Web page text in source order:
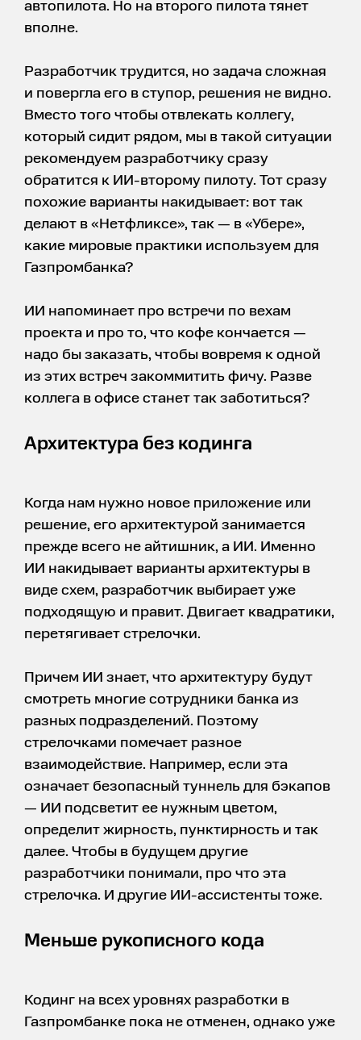
автопилота. Но на второго пилота тянет
вполне.
Разработчик трудится, но задача сложная
и повергла его в ступор, решения не видно.
Вместо того чтобы отвлекать коллегу,
который сидит рядом, мы в такой ситуации
рекомендуем разработчику сразу
обратится к ИИ-второму пилоту. Тот сразу
похожие варианты накидывает: вот так
делают в «Нетфликсе», так — в «Убере»,
какие мировые практики используем для
Газпромбанка?
ИИ напоминает про встречи по вехам
проекта и про то, что кофе кончается —
надо бы заказать, чтобы вовремя к одной
из этих встреч закоммитить фичу. Разве
коллега в офисе станет так заботиться?
Архитектура без кодинга
Когда нам нужно новое приложение или
решение, его архитектурой занимается
прежде всего не айтишник, а ИИ. Именно
ИИ накидывает варианты архитектуры в
виде схем, разработчик выбирает уже
подходящую и правит. Двигает квадратики,
перетягивает стрелочки.
Причем ИИ знает, что архитектуру будут
смотреть многие сотрудники банка из
разных подразделений. Поэтому
стрелочками помечает разное
взаимодействие. Например, если эта
означает безопасный туннель для бэкапов
— ИИ подсветит ее нужным цветом,
определит жирность, пунктирность и так
далее. Чтобы в будущем другие
разработчики понимали, про что эта
стрелочка. И другие ИИ-ассистенты тоже.
Меньше рукописного кода
Кодинг на всех уровнях разработки в
Газпромбанке пока не отменен, однако уже